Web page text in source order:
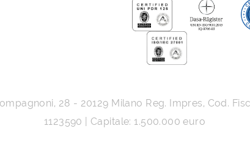
28 - 20129 Milano Reg. Impres, Cod.
1123590 | Capitale: 1.500.000 euro